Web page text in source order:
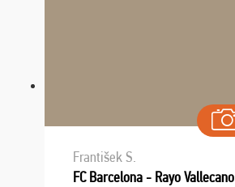
František S.
FC Barcelona - Rayo Vallecano